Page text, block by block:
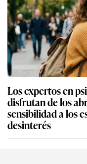
Los expertos en
disfrutan de los
sensibilidad a los
desinterés